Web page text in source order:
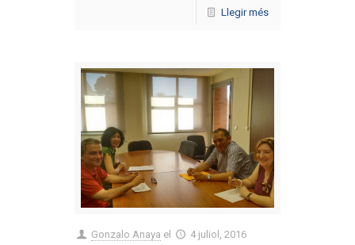
Llegir més
Gonzalo Anaya el 4 juliol, 2016